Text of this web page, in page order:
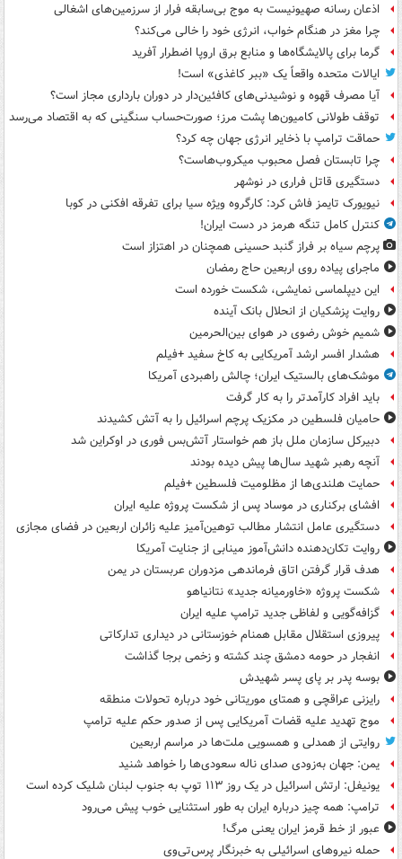
اذعان رسانه صهیونیست به موج بی‌سابقه فرار از سرزمین‌های اشغالی
چرا مغز در هنگام خواب، انرژی خود را خالی می‌کند؟
گرما برای پالایشگاه‌ها و منابع برق اروپا اضطرار آفرید
ایالات متحده واقعاً یک «ببر کاغذی» است!
آیا مصرف قهوه و نوشیدنی‌های کافئین‌دار در دوران بارداری مجاز است؟
توقف طولانی کامیون‌ها پشت مرز؛ صورت‌حساب سنگینی که به اقتصاد می‌رسد
حماقت ترامپ با ذخایر انرژی جهان چه کرد؟
چرا تابستان فصل محبوب میکروب‌هاست؟
دستگیری قاتل فراری در نوشهر
نیویورک تایمز فاش کرد: کارگروه ویژه سیا برای تفرقه افکنی در کوبا
کنترل کامل تنگه هرمز در دست ایران!
پرچم سیاه بر فراز گنبد حسینی همچنان در اهتزاز است
ماجرای پیاده روی اربعین حاج رمضان
این دیپلماسی نمایشی، شکست خورده است
روایت پزشکیان از انحلال بانک آینده
شمیم خوش رضوی در هوای بین‌الحرمین
هشدار افسر ارشد آمریکایی به کاخ سفید +فیلم
موشک‌های بالستیک ایران؛ چالش راهبردی آمریکا
باید افراد کارآمدتر را به کار گرفت
حامیان فلسطین در مکزیک پرچم اسرائیل را به آتش کشیدند
دبیرکل سازمان ملل باز هم خواستار آتش‌بس فوری در اوکراین شد
آنچه رهبر شهید سال‌ها پیش دیده بودند
حمایت هلندی‌ها از مظلومیت فلسطین +فیلم
افشای برکناری در موساد پس از شکست پروژه علیه ایران
دستگیری عامل انتشار مطالب توهین‌آمیز علیه زائران اربعین در فضای مجازی
روایت تکان‌دهنده دانش‌آموز مینابی از جنایت آمریکا
هدف قرار گرفتن اتاق‌ فرماندهی مزدوران عربستان در یمن
شکست پروژه «خاورمیانه جدید» نتانیاهو
گزافه‌گویی و لفاظی جدید ترامپ علیه ایران
پیروزی استقلال مقابل همنام خوزستانی در دیداری تدارکاتی
انفجار در حومه دمشق چند کشته و زخمی برجا گذاشت
بوسه‌ پدر بر پای پسر شهیدش
رایزنی عراقچی و همتای موریتانی خود درباره تحولات منطقه
موج تهدید علیه قضات آمریکایی پس از صدور حکم علیه ترامپ
روایتی از همدلی و همسویی ملت‌ها در مراسم اربعین
یمن: جهان به‌زودی صدای ناله سعودی‌ها را خواهد شنید
یونیفل: ارتش اسرائیل در یک روز ۱۱۳ توپ به جنوب لبنان شلیک کرده است
ترامپ: همه چیز درباره ایران به طور استثنایی خوب پیش می‌رود
عبور از خط قرمز ایران یعنی مرگ!
حمله نیروهای اسرائیلی به خبرنگار پرس‌تی‌وی